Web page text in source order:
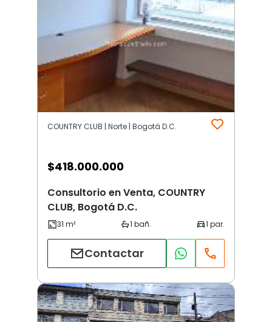
COUNTRY CLUB | Norte | Bogotá D.C.
$418.000.000
Consultorio en Venta, COUNTRY
CLUB, Bogotá D.C.
Contactar